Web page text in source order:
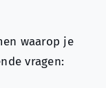
waarop je
vragen: